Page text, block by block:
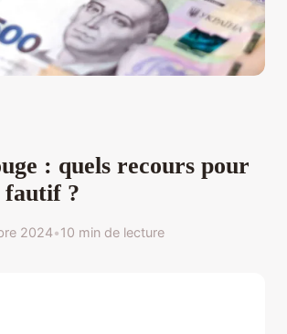
: quels recours pour
fautif ?
2024•10 min de lecture